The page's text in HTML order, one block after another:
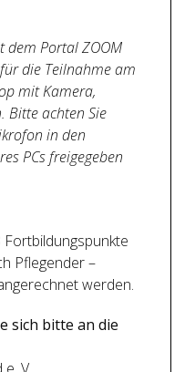
dem Portal ZOOM
die Teilnahme am
mit Kamera,
Bitte achten Sie
in den
PCs freigegeben
Pflegender –
werden.
sich bitte an die